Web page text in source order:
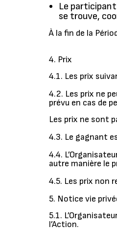
Le
se trouve,
À la fin de la
4. Prix
4.1. Les prix
4.2. Les prix ne
prévu en cas de
Les prix ne sont
4.3. Le gagnant
4.4.
autre manière le
4.5. Les prix non
5. Notice vie
5.1.
l’Action.